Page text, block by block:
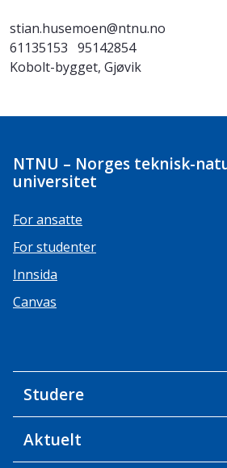
stian.husemoen@ntnu.no
61135153 95142854
Kobolt-bygget, Gjøvik
NTNU – Norges teknisk-
universitet
For ansatte
For studenter
Innsida
Canvas
Studere
Aktuelt